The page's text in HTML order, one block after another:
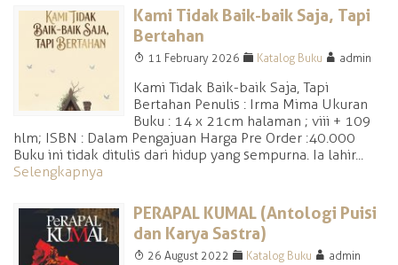
Kami Tidak Baik-baik Saja, Tapi
Bertahan
T 11 February 2026 F Katalog Buku A admin
Kami Tidak Baik-baik Saja, Tapi
Bertahan Penulis : Irma Mima Ukuran
Buku : 14 x 21cm halaman ; viii + 109
hlm; ISBN : Dalam Pengajuan Harga Pre Order :40.000
Buku ini tidak ditulis dari hidup yang sempurna. Ia lahir...
Selengkapnya
PERAPAL KUMAL (Antologi Puisi
dan Karya Sastra)
T 26 August 2022 F Katalog Buku A admin